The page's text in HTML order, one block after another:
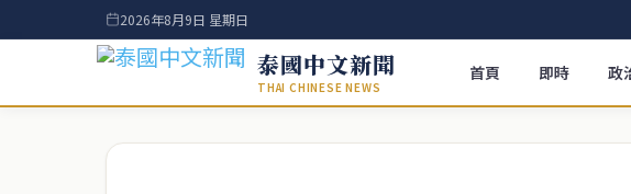
2026年8月9日 星期日
泰國中文新聞
THAI CHINESE NEWS
首頁 即時 政